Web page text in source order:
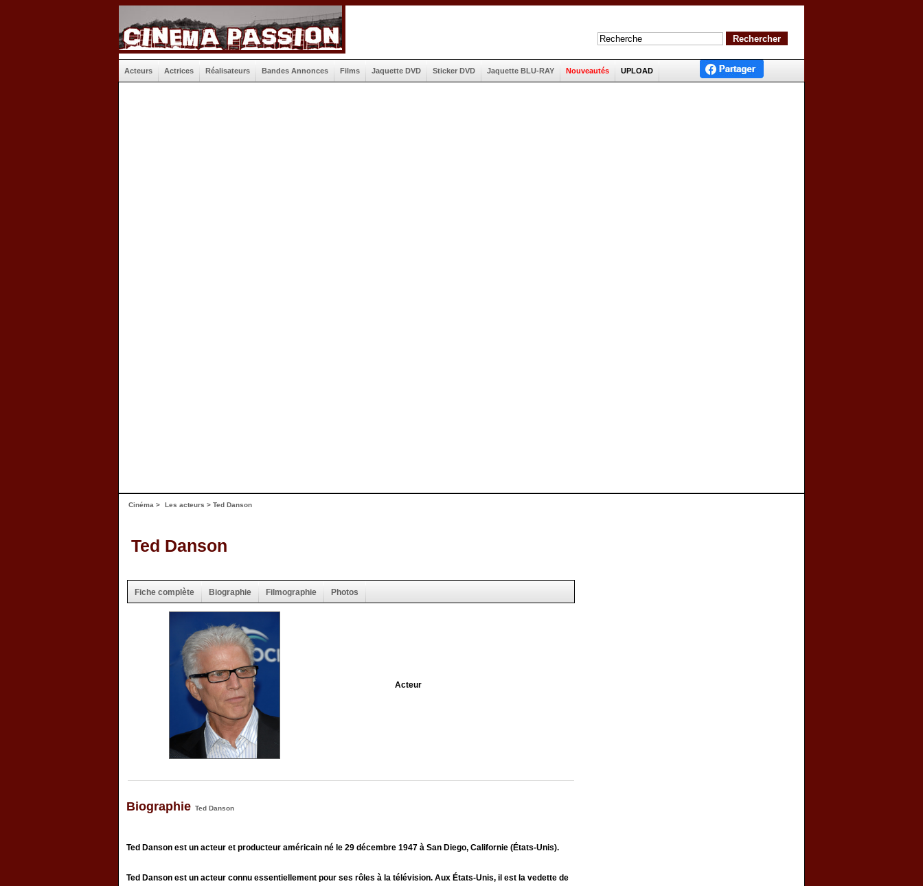
Acteurs Actrices Réalisateurs Bandes Annonces Films Jaquette DVD Sticker DVD Jaquette BLU-RAY Nouveautés UPLOAD
Cinéma > Les acteurs > Ted Danson
Ted Danson
Fiche complète Biographie Filmographie Photos
Acteur
Biographie Ted Danson
Ted Danson est un acteur et producteur américain né le 29 décembre 1947 à San Diego, Californie (États-Unis).
Ted Danson est un acteur connu essentiellement pour ses rôles à la télévision. Aux États-Unis, il est la vedette de